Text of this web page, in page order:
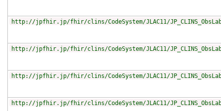
http://jpfhir.jp/fhir/clins/CodeSystem/JLAC11/
http://jpfhir.jp/fhir/clins/CodeSystem/JLAC11/
http://jpfhir.jp/fhir/clins/CodeSystem/JLAC11/
http://jpfhir.jp/fhir/clins/CodeSystem/JLAC11/